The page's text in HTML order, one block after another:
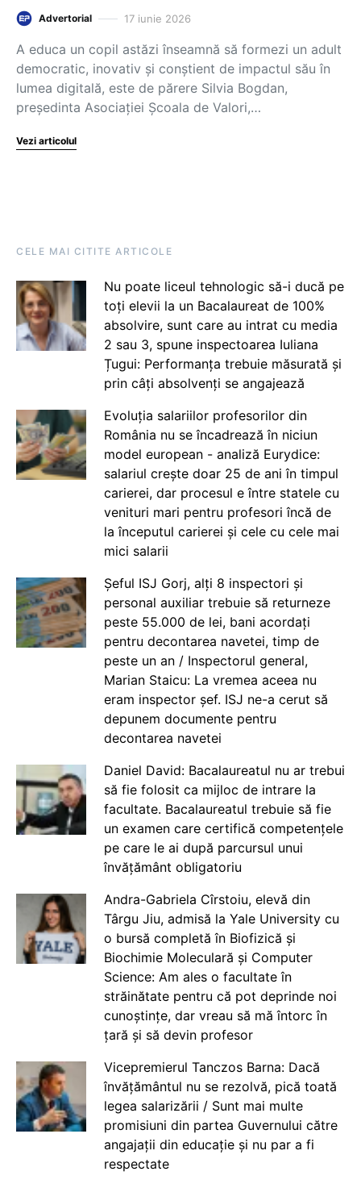
Advertorial 17 iunie 2026
A educa un copil astăzi înseamnă să formezi un adult
democratic, inovativ și conștient de impactul său în
lumea digitală, este de părere Silvia Bogdan,
președinta Asociației Școala de Valori,…
Vezi articolul
CELE MAI CITITE ARTICOLE
Nu poate liceul tehnologic să-i ducă pe
toți elevii la un Bacalaureat de 100%
absolvire, sunt care au intrat cu media
2 sau 3, spune inspectoarea Iuliana
Țugui: Performanța trebuie măsurată și
prin câți absolvenți se angajează
Evoluția salariilor profesorilor din
România nu se încadrează în niciun
model european - analiză Eurydice:
salariul crește doar 25 de ani în timpul
carierei, dar procesul e între statele cu
venituri mari pentru profesori încă de
la începutul carierei și cele cu cele mai
mici salarii
Șeful ISJ Gorj, alți 8 inspectori și
personal auxiliar trebuie să returneze
peste 55.000 de lei, bani acordați
pentru decontarea navetei, timp de
peste un an / Inspectorul general,
Marian Staicu: La vremea aceea nu
eram inspector șef. ISJ ne-a cerut să
depunem documente pentru
decontarea navetei
Daniel David: Bacalaureatul nu ar trebui
să fie folosit ca mijloc de intrare la
facultate. Bacalaureatul trebuie să fie
un examen care certifică competențele
pe care le ai după parcursul unui
învățământ obligatoriu
Andra-Gabriela Cîrstoiu, elevă din
Târgu Jiu, admisă la Yale University cu
o bursă completă în Biofizică și
Biochimie Moleculară și Computer
Science: Am ales o facultate în
străinătate pentru că pot deprinde noi
cunoștințe, dar vreau să mă întorc în
țară și să devin profesor
Vicepremierul Tanczos Barna: Dacă
învățământul nu se rezolvă, pică toată
legea salarizării / Sunt mai multe
promisiuni din partea Guvernului către
angajații din educație și nu par a fi
respectate